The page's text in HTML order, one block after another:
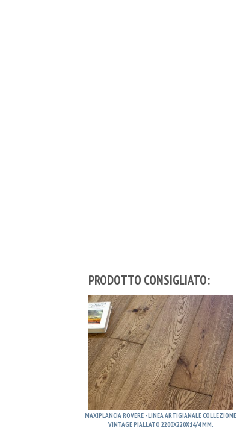
PRODOTTO CONSIGLIATO:
MAXIPLANCIA ROVERE - LINEA ARTIGIANALE COLLEZIONE
VINTAGE PIALLATO 2200X220X14/4 MM.